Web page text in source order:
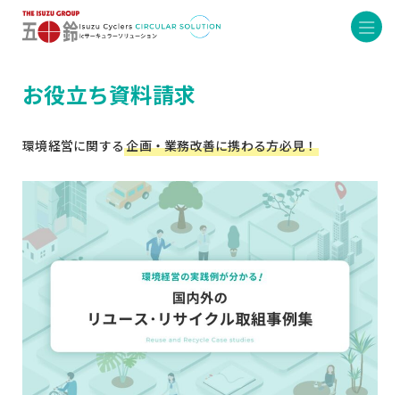
お役立ち資料請求
環境経営に関する企画・業務改善に携わる方必見！